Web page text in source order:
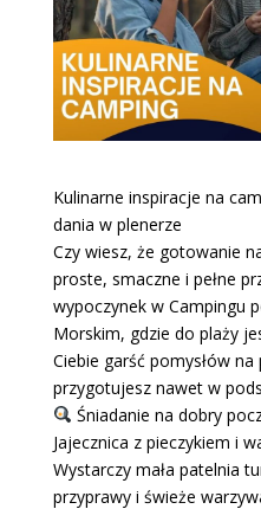
Kulinarne inspiracje na
dania w plenerze
Czy wiesz, że gotowanie
proste, smaczne i pełne
wypoczynek w Campingu
Morskim, gdzie do plaży
Ciebie garść pomysłów
przygotujesz nawet w
Śniadanie na dobry
Jajecznica z pieczykiem i
Wystarczy mała patelnia
przyprawy i świeże